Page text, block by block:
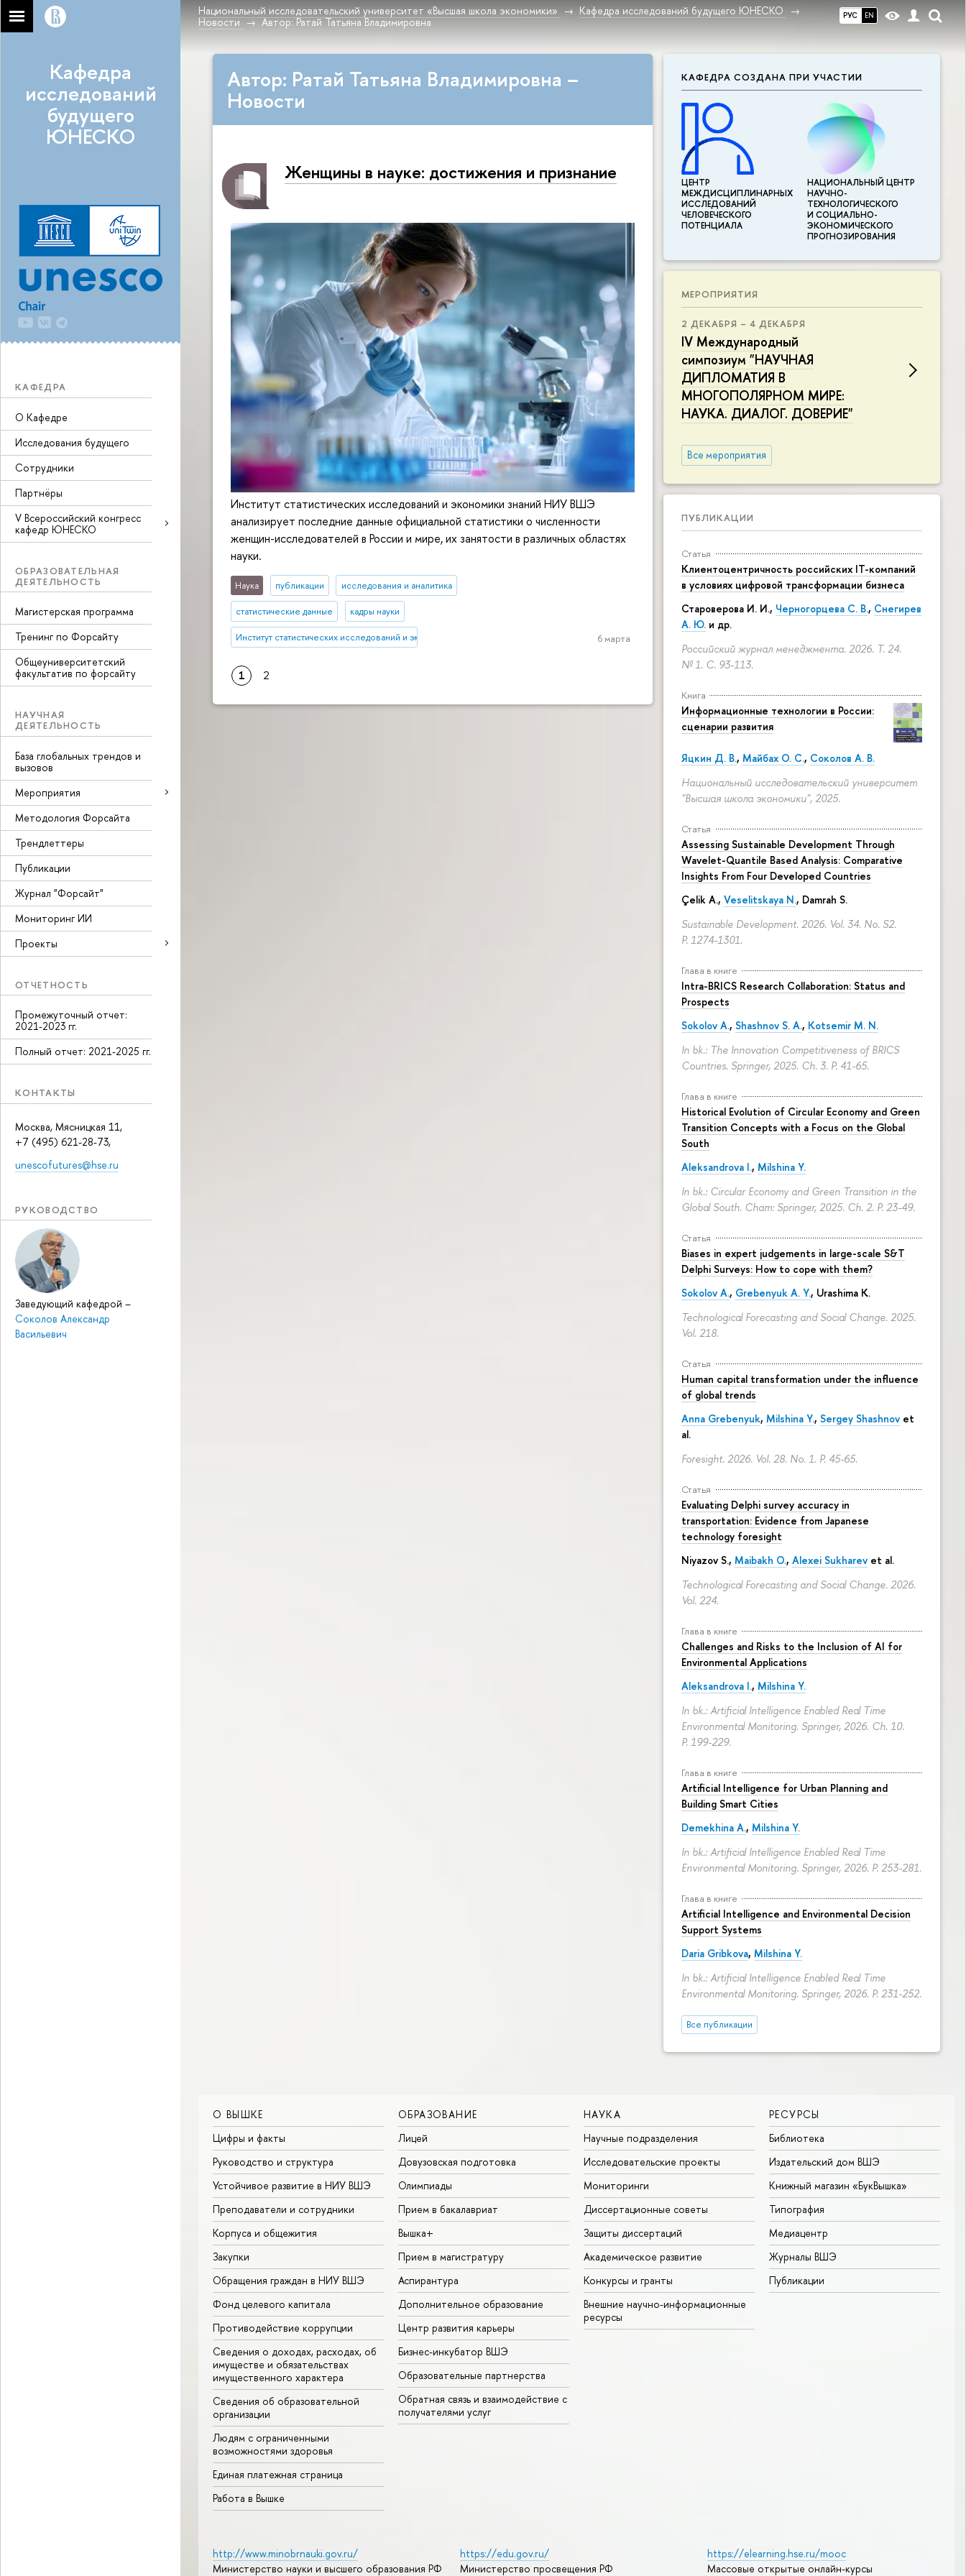
РУС EN
Национальный исследовательский университет «Высшая школа экономики»
Кафедра исследований будущего ЮНЕСКО
Новости
Автор: Ратай Татьяна Владимировна
Кафедра
исследований
будущего
ЮНЕСКО
КАФЕДРА
О Кафедре
Исследования будущего
Сотрудники
Партнёры
V Всероссийский конгресс
кафедр ЮНЕСКО
ОБРАЗОВАТЕЛЬНАЯ
ДЕЯТЕЛЬНОСТЬ
Магистерская программа
Тренинг по Форсайту
Общеуниверситетский
факультатив по форсайту
НАУЧНАЯ
ДЕЯТЕЛЬНОСТЬ
База глобальных трендов и
вызовов
Мероприятия
Методология Форсайта
Трендлеттеры
Публикации
Журнал "Форсайт"
Мониторинг ИИ
Проекты
ОТЧЕТНОСТЬ
Промежуточный отчет:
2021-2023 гг.
Полный отчет: 2021-2025 гг.
КОНТАКТЫ
Москва, Мясницкая 11,
+7 (495) 621-28-73,
unescofutures@hse.ru
РУКОВОДСТВО
Заведующий кафедрой –
Соколов Александр
Васильевич
КАФЕДРА СОЗДАНА ПРИ УЧАСТИИ
ЦЕНТР
МЕЖДИСЦИПЛИНАР­НЫХ
ИССЛЕДОВАНИЙ
ЧЕЛОВЕЧЕСКОГО
ПОТЕНЦИАЛА
НАЦИОНАЛЬНЫЙ ЦЕНТР
НАУЧНО-
ТЕХНОЛОГИЧЕСКОГО
И СОЦИАЛЬНО-
ЭКОНОМИЧЕСКОГО
ПРОГНОЗИРОВАНИЯ
МЕРОПРИЯТИЯ
2 ДЕКАБРЯ – 4 ДЕКАБРЯ
IV Международный
симпозиум "НАУЧНАЯ
ДИПЛОМАТИЯ В
МНОГОПОЛЯРНОМ МИРЕ:
НАУКА. ДИАЛОГ. ДОВЕРИЕ"
Все мероприятия
ПУБЛИКАЦИИ
Статья
Клиентоцентричность российских IT-компаний
в условиях цифровой трансформации бизнеса
Староверова И. И., Черногорцева С. В., Снегирев
А. Ю. и др.
Российский журнал менеджмента. 2026. Т. 24.
№ 1. С. 93-113.
Книга
Информационные технологии в России:
сценарии развития
Яцкин Д. В., Майбах О. С., Соколов А. В.
Национальный исследовательский университет
"Высшая школа экономики", 2025.
Статья
Assessing Sustainable Development Through
Wavelet-Quantile Based Analysis: Comparative
Insights From Four Developed Countries
Çelik A., Veselitskaya N., Damrah S.
Sustainable Development. 2026. Vol. 34. No. S2.
P. 1274-1301.
Глава в книге
Intra-BRICS Research Collaboration: Status and
Prospects
Sokolov A., Shashnov S. A., Kotsemir M. N.
In bk.: The Innovation Competitiveness of BRICS
Countries. Springer, 2025. Ch. 3. P. 41-65.
Глава в книге
Historical Evolution of Circular Economy and Green
Transition Concepts with a Focus on the Global
South
Aleksandrova I., Milshina Y.
In bk.: Circular Economy and Green Transition in the
Global South. Cham: Springer, 2025. Ch. 2. P. 23-49.
Статья
Biases in expert judgements in large-scale S&T
Delphi Surveys: How to cope with them?
Sokolov A., Grebenyuk A. Y., Urashima K.
Technological Forecasting and Social Change. 2025.
Vol. 218.
Статья
Human capital transformation under the influence
of global trends
Anna Grebenyuk, Milshina Y., Sergey Shashnov et
al.
Foresight. 2026. Vol. 28. No. 1. P. 45-65.
Статья
Evaluating Delphi survey accuracy in
transportation: Evidence from Japanese
technology foresight
Niyazov S., Maibakh O., Alexei Sukharev et al.
Technological Forecasting and Social Change. 2026.
Vol. 224.
Глава в книге
Challenges and Risks to the Inclusion of AI for
Environmental Applications
Aleksandrova I., Milshina Y.
In bk.: Artificial Intelligence Enabled Real Time
Environmental Monitoring. Springer, 2026. Ch. 10.
P. 199-229.
Глава в книге
Artificial Intelligence for Urban Planning and
Building Smart Cities
Demekhina A., Milshina Y.
In bk.: Artificial Intelligence Enabled Real Time
Environmental Monitoring. Springer, 2026. P. 253-281.
Глава в книге
Artificial Intelligence and Environmental Decision
Support Systems
Daria Gribkova, Milshina Y.
In bk.: Artificial Intelligence Enabled Real Time
Environmental Monitoring. Springer, 2026. P. 231-252.
Все публикации
Автор: Ратай Татьяна Владимировна –
Новости
Женщины в науке: достижения и признание
Институт статистических исследований и экономики знаний НИУ ВШЭ
анализирует последние данные официальной статистики о численности
женщин-исследователей в России и мире, их занятости в различных областях
науки.
Наука публикации исследования и аналитика
статистические данные кадры науки
Институт статистических исследований и экономики знаний 6 марта
1 2
О ВЫШКЕ
Цифры и факты
Руководство и структура
Устойчивое развитие в НИУ ВШЭ
Преподаватели и сотрудники
Корпуса и общежития
Закупки
Обращения граждан в НИУ ВШЭ
Фонд целевого капитала
Противодействие коррупции
Сведения о доходах, расходах, об
имуществе и обязательствах
имущественного характера
Сведения об образовательной
организации
Людям с ограниченными
возможностями здоровья
Единая платежная страница
Работа в Вышке
ОБРАЗОВАНИЕ
Лицей
Довузовская подготовка
Олимпиады
Прием в бакалавриат
Вышка+
Прием в магистратуру
Аспирантура
Дополнительное образование
Центр развития карьеры
Бизнес-инкубатор ВШЭ
Образовательные партнерства
Обратная связь и взаимодействие с
получателями услуг
НАУКА
Научные подразделения
Исследовательские проекты
Мониторинги
Диссертационные советы
Защиты диссертаций
Академическое развитие
Конкурсы и гранты
Внешние научно-информационные
ресурсы
РЕСУРСЫ
Библиотека
Издательский дом ВШЭ
Книжный магазин «БукВышка»
Типография
Медиацентр
Журналы ВШЭ
Публикации
http://www.minobrnauki.gov.ru/
Министерство науки и высшего образования РФ
https://edu.gov.ru/
Министерство просвещения РФ
https://elearning.hse.ru/mooc
Массовые открытые онлайн-курсы